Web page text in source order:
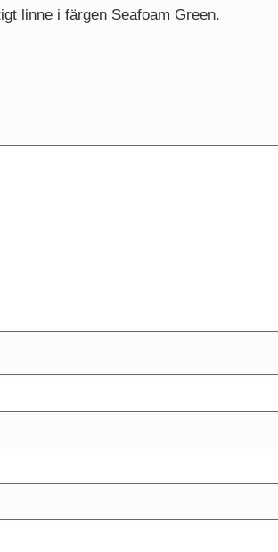
linne i färgen Seafoam Green.